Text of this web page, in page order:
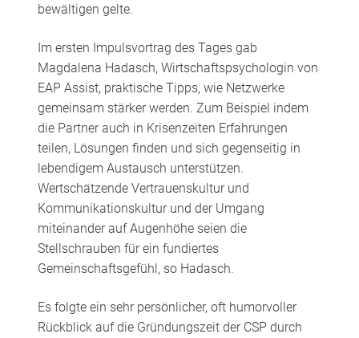
bewältigen gelte.
Im ersten Impulsvortrag des Tages gab
Magdalena Hadasch, Wirtschaftspsychologin von
EAP Assist, praktische Tipps, wie Netzwerke
gemeinsam stärker werden. Zum Beispiel indem
die Partner auch in Krisenzeiten Erfahrungen
teilen, Lösungen finden und sich gegenseitig in
lebendigem Austausch unterstützen.
Wertschätzende Vertrauenskultur und
Kommunikationskultur und der Umgang
miteinander auf Augenhöhe seien die
Stellschrauben für ein fundiertes
Gemeinschaftsgefühl, so Hadasch.
Es folgte ein sehr persönlicher, oft humorvoller
Rückblick auf die Gründungszeit der CSP durch